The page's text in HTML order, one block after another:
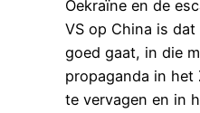
Oekraïne en de
VS op China is
goed gaat, in die
propaganda in het
te vervagen en in